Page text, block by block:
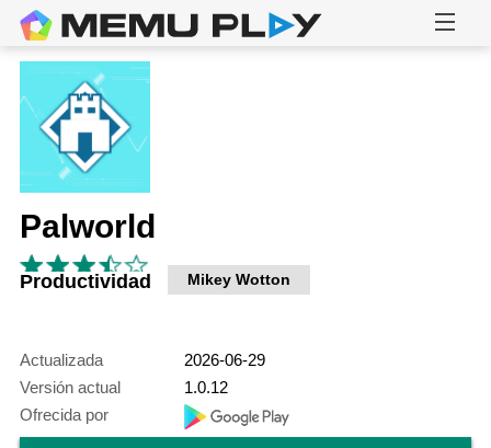
Palworld
Productividad Mikey Wotton
Actualizada
2026-06-29
Versión actual
1.0.12
Ofrecida por